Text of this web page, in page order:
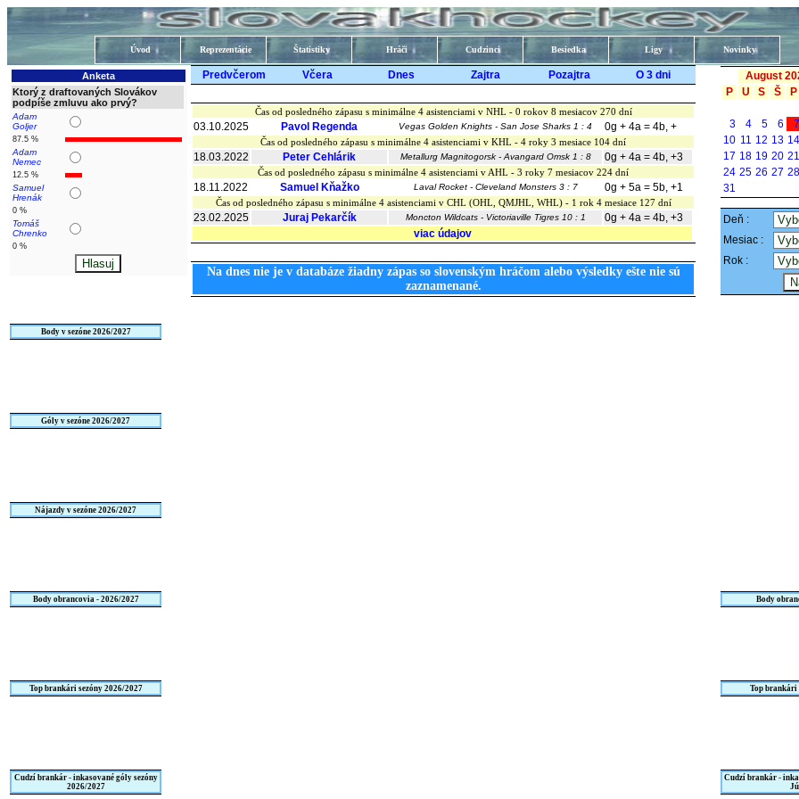
Úvod Reprezentácie Štatistiky Hráči Cudzinci Besiedka Ligy Novinky
Anketa
Ktorý z draftovaných Slovákov
podpíše zmluvu ako prvý?
Adam
Goljer
87.5 %
Adam
Nemec
12.5 %
Samuel
Hrenák
0 %
Tomáš
Chrenko
0 %
Body v sezóne 2026/2027
Góly v sezóne 2026/2027
Nájazdy v sezóne 2026/2027
Body obrancovia - 2026/2027
Top brankári sezóny 2026/2027
Cudzí brankár - inkasované góly sezóny
2026/2027
Predvčerom Včera Dnes Zajtra Pozajtra O 3 dni
Čas od posledného zápasu s minimálne 4 asistenciami v NHL - 0 rokov 8 mesiacov 270 dní
03.10.2025 Pavol Regenda Vegas Golden Knights - San Jose Sharks 1 : 4 0g + 4a = 4b, +
Čas od posledného zápasu s minimálne 4 asistenciami v KHL - 4 roky 3 mesiace 104 dní
18.03.2022 Peter Cehlárik Metallurg Magnitogorsk - Avangard Omsk 1 : 8 0g + 4a = 4b, +3
Čas od posledného zápasu s minimálne 4 asistenciami v AHL - 3 roky 7 mesiacov 224 dní
18.11.2022 Samuel Kňažko Laval Rocket - Cleveland Monsters 3 : 7 0g + 5a = 5b, +1
Čas od posledného zápasu s minimálne 4 asistenciami v CHL (OHL, QMJHL, WHL) - 1 rok 4 mesiace 127 dní
23.02.2025 Juraj Pekarčík Moncton Wildcats - Victoriaville Tigres 10 : 1
0g + 4a = 4b, +3
viac údajov
Na dnes nie je v databáze žiadny zápas so slovenským hráčom alebo výsledky ešte nie sú
zaznamenané.
August
P
U S Š P
3
4 5 6 7
10 11 12 13 14
17 18 19 20 21
24 25 26 27 28
31
Deň :
Mesiac :
Rok :
Body
Top brankári
Cudzí brankár -